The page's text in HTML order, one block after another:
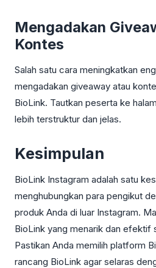
Mengadakan
Kontes
Salah satu cara meningkatkan
mengadakan giveaway atau
BioLink. Tautkan peserta ke
lebih terstruktur dan jelas.
Kesimpulan
BioLink Instagram adalah satu
menghubungkan para pengikut
produk Anda di luar Instagram.
BioLink yang menarik dan efektif
Pastikan Anda memilih platform
rancang BioLink agar selaras